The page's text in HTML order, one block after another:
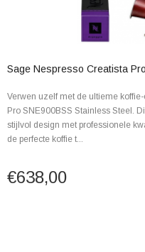
Sage Nespresso Creatista
Verwen uzelf met de ultieme
Pro SNE900BSS Stainless Steel.
stijlvol design met professionele
de perfecte koffie t...
€638,00